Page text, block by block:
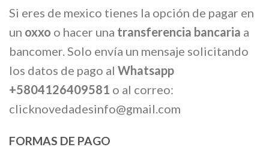
Si eres de mexico tienes la opción de pagar en
un oxxo o hacer una transferencia bancaria a
bancomer. Solo envía un mensaje solicitando
los datos de pago al Whatsapp
+5804126409581 o al correo:
clicknovedadesinfo@gmail.com
FORMAS DE PAGO